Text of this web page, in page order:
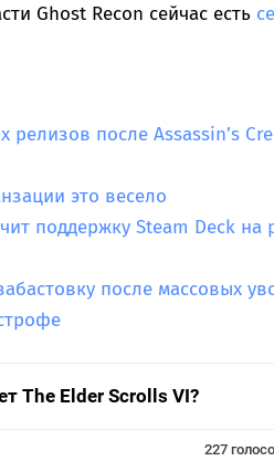
Ghost Recon сейчас есть
после Assassin’s
это весело
поддержку Steam Deck на
после массовых
The Elder Scrolls VI?
227